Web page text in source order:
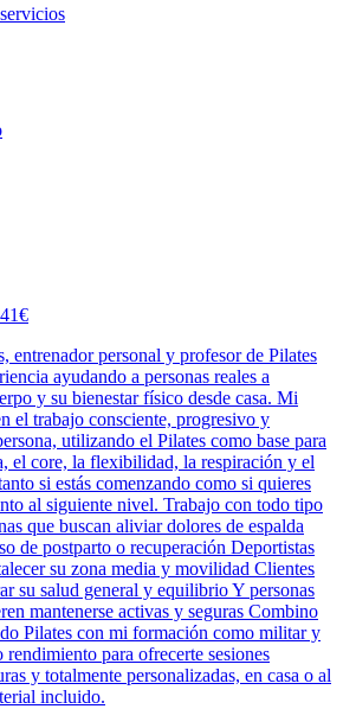
entrenador personal y profesor de Pilates
ayudando a personas reales a
y su bienestar físico desde casa. Mi
el trabajo consciente, progresivo y
utilizando el Pilates como base para
el core, la flexibilidad, la respiración y el
si estás comenzando como si quieres
al siguiente nivel. Trabajo con todo tipo
que buscan aliviar dolores de espalda
de postparto o recuperación Deportistas
su zona media y movilidad Clientes
su salud general y equilibrio Y personas
mantenerse activas y seguras Combino
Pilates con mi formación como militar y
rendimiento para ofrecerte sesiones
y totalmente personalizadas, en casa o al
incluido.